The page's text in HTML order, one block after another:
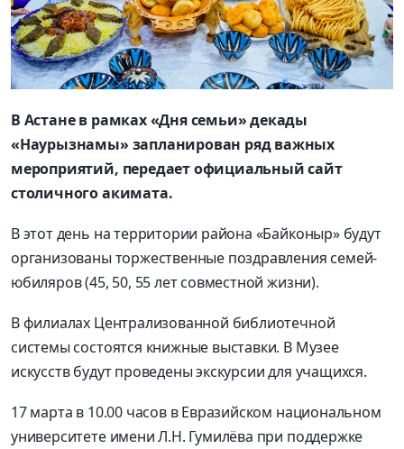
В Астане в рамках «Дня семьи» декады
«Наурызнамы» запланирован ряд важных
мероприятий, передает официальный сайт
столичного акимата.
В этот день на территории района «Байконыр» будут
организованы торжественные поздравления семей-
юбиляров (45, 50, 55 лет совместной жизни).
В филиалах Централизованной библиотечной
системы состоятся книжные выставки. В Музее
искусств будут проведены экскурсии для учащихся.
17 марта в 10.00 часов в Евразийском национальном
университете имени Л.Н. Гумилёва при поддержке